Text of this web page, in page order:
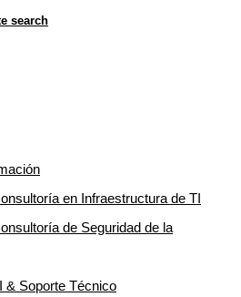
search
en Infraestructura de TI
de Seguridad de la
& Soporte Técnico